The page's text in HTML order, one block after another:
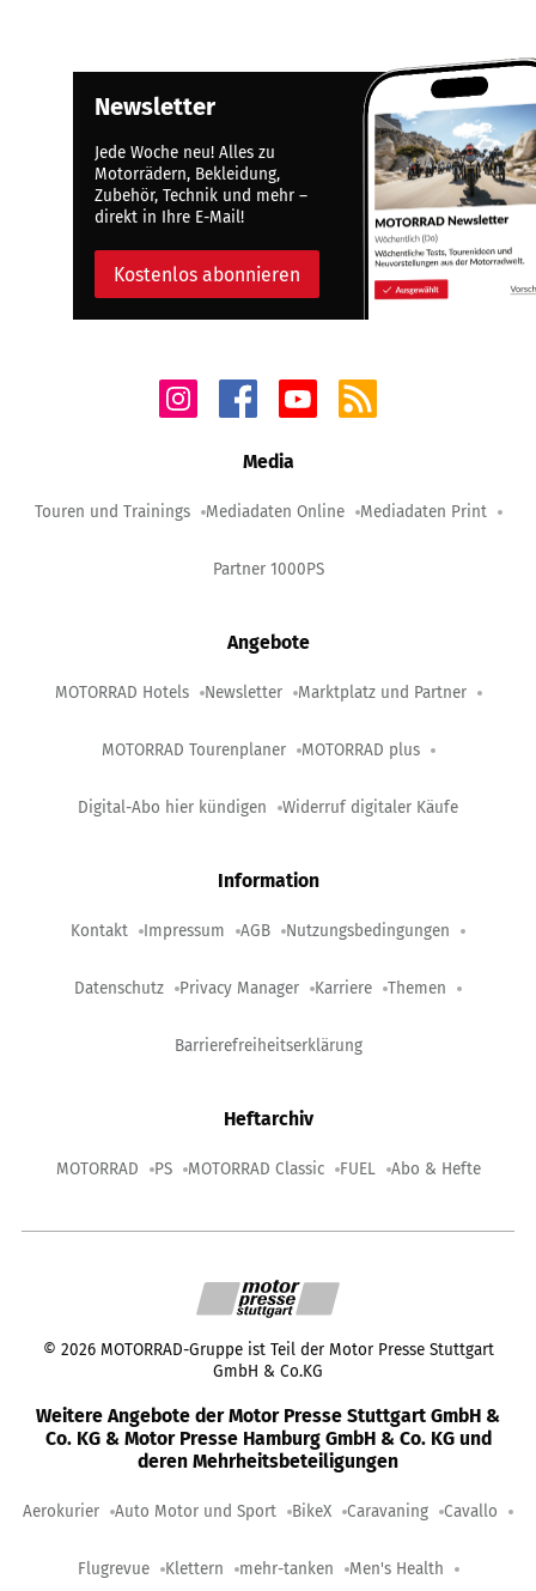
Newsletter
Jede Woche neu! Alles zu
Motorrädern, Bekleidung,
Zubehör, Technik und mehr –
direkt in Ihre E-Mail!
Kostenlos abonnieren
Media
Touren und Trainings Mediadaten Online Mediadaten Print
Partner 1000PS
Angebote
MOTORRAD Hotels Newsletter Marktplatz und Partner
MOTORRAD Tourenplaner MOTORRAD plus
Digital-Abo hier kündigen Widerruf digitaler Käufe
Information
Kontakt Impressum AGB Nutzungsbedingungen
Datenschutz Privacy Manager Karriere Themen
Barrierefreiheitserklärung
Heftarchiv
MOTORRAD PS MOTORRAD Classic FUEL Abo & Hefte
© 2026 MOTORRAD-Gruppe ist Teil der Motor Presse Stuttgart
GmbH & Co.KG
Weitere Angebote der Motor Presse Stuttgart GmbH &
Co. KG & Motor Presse Hamburg GmbH & Co. KG und
deren Mehrheitsbeteiligungen
Aerokurier Auto Motor und Sport BikeX Caravaning Cavallo
Flugrevue Klettern mehr-tanken Men's Health